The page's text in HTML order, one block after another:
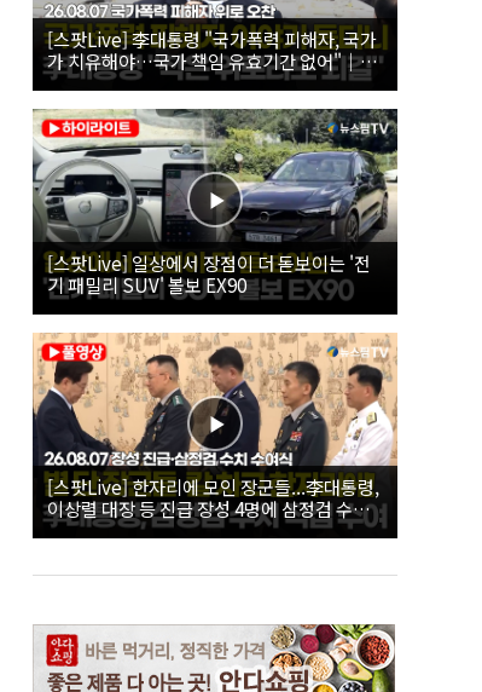
[스팟Live] 李대통령 "국가폭력 피해자, 국가
가 치유해야…국가 책임 유효기간 없어"｜
26.08.07 국가폭력 피해자 위로 오찬
[스팟Live] 일상에서 장점이 더 돋보이는 '전
기 패밀리 SUV' 볼보 EX90
[스팟Live] 한자리에 모인 장군들...李대통령,
이상렬 대장 등 진급 장성 4명에 삼정검 수치
직접 수여｜26.08.07 장성 진급·삼정검 수치